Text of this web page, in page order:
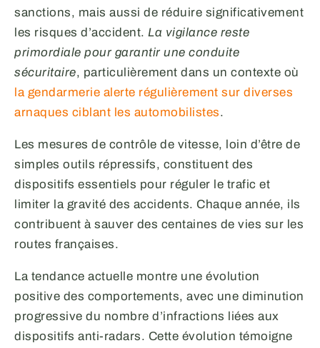
sanctions, mais aussi de réduire significativement
les risques d’accident. La vigilance reste
primordiale pour garantir une conduite
sécuritaire, particulièrement dans un contexte où
la gendarmerie alerte régulièrement sur diverses
arnaques ciblant les automobilistes.
Les mesures de contrôle de vitesse, loin d’être de
simples outils répressifs, constituent des
dispositifs essentiels pour réguler le trafic et
limiter la gravité des accidents. Chaque année, ils
contribuent à sauver des centaines de vies sur les
routes françaises.
La tendance actuelle montre une évolution
positive des comportements, avec une diminution
progressive du nombre d’infractions liées aux
dispositifs anti-radars. Cette évolution témoigne